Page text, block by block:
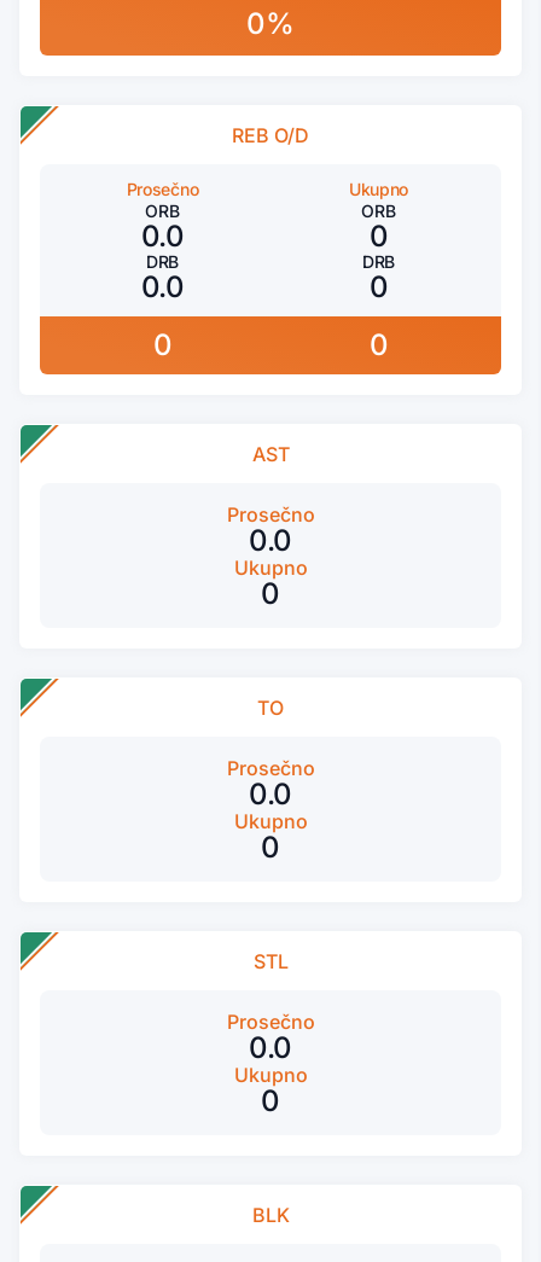
0%
REB O/D
Prosečno
ORB
0.0
DRB
0.0
Ukupno
ORB
0
DRB
0
0
0
AST
Prosečno
0.0
Ukupno
0
TO
Prosečno
0.0
Ukupno
0
STL
Prosečno
0.0
Ukupno
0
BLK